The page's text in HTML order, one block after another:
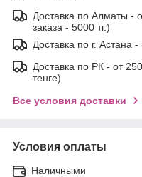
Доставка по Алматы -
заказа - 5000 тг.)
Доставка по г. Астана
Доставка по РК - от
тенге)
Все условия доставки
Условия оплаты
Наличными